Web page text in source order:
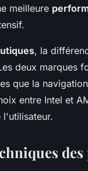
meilleure
, la
deux marques
que la
entre Intel et
des